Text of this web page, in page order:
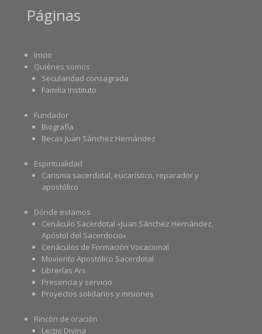
Páginas
Inicio
Quiénes somos
Secularidad consagrada
Familia Instituto
Fundador
Biografía
Becas Juan Sánchez Hernández
Espiritualidad
Carisma sacerdotal, eucarístico, reparador y
apostólico
Dónde estamos
Cenáculo Sacerdotal «Juan Sánchez Hernández,
Apóstol del Sacerdocio»
Cenáculos de Formación Vocacional
Moviento Apostólico Sacerdotal
Librerías Ars
Presencia y servicio
Proyectos solidarios y misiones
Rincón de oración
Lectio Divina